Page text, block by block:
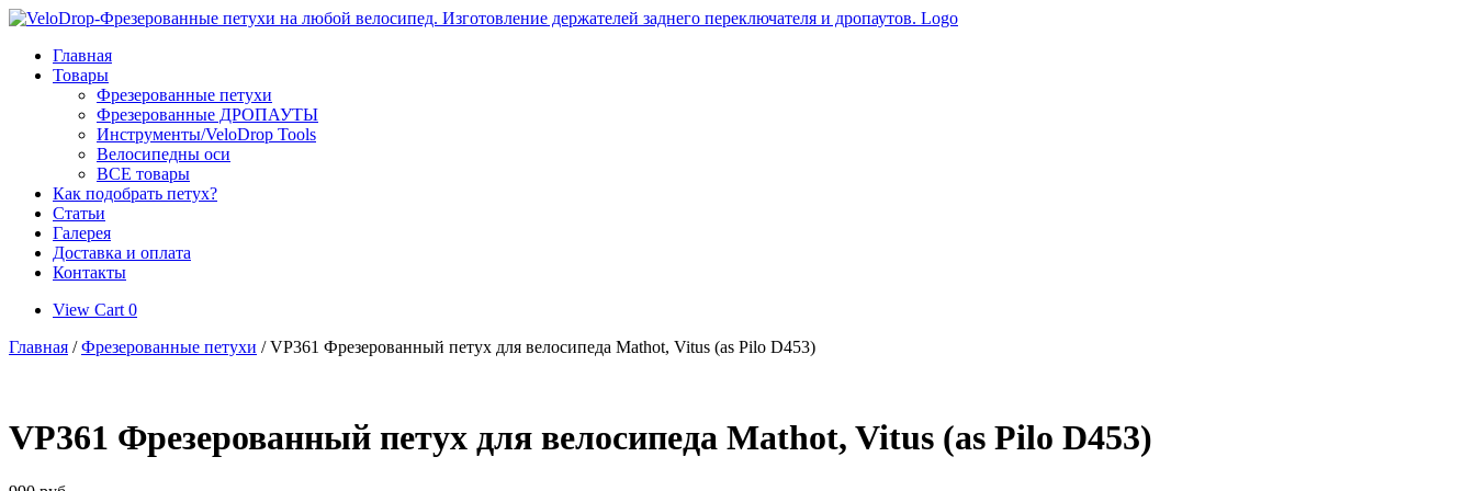
Skip
contentГлавная
Товары
Фрезерованные петухи
Фрезерованные ДРОПАУТЫ
Инструменты/VeloDrop Tools
Велосипедны оси
ВСЕ товары
Как подобрать петух?
Статьи
Галерея
Доставка и оплата
Контакты
View
cart
View Cart 0
Главная /Фрезерованные петухи / VP361 Фрезерованный петух для велосипеда Mathot, Vitus (as Pilo D453)
VP361 Фрезерованный петух для велосипеда Mathot, Vitus (as Pilo D453)